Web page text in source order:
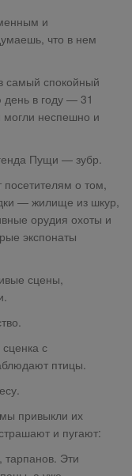
и
что в нем
самый спокойный
в году — 31
неспешно и
Пущи — зубр.
посетителям о том,
— жилище из шкур,
орудия охоты и
экспонаты
сцены,
с
птицы.
привыкли их
и пугают:
Эти